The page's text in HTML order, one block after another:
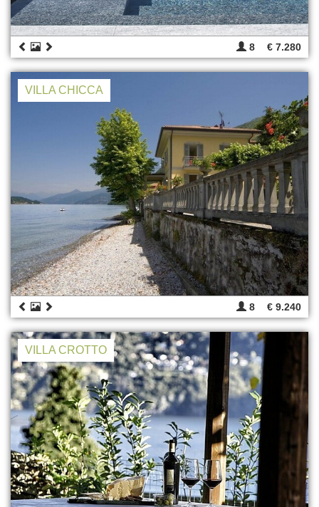
8 € 7.280
VILLA CHICCA
8 € 9.240
VILLA CROTTO